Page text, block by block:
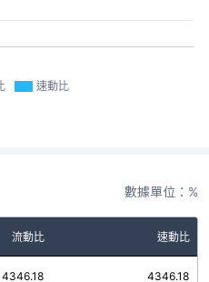
速動比
數據單位：%
流動比 速動比
4346.18 4346.18